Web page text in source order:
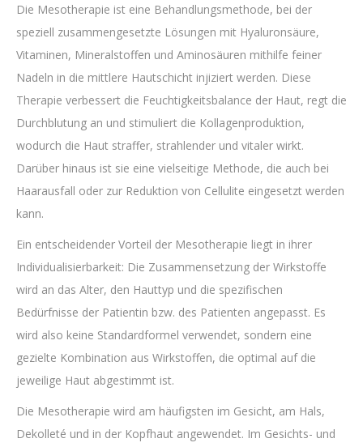
Die Mesotherapie ist eine Behandlungsmethode, bei der
speziell zusammengesetzte Lösungen mit Hyaluronsäure,
Vitaminen, Mineralstoffen und Aminosäuren mithilfe feiner
Nadeln in die mittlere Hautschicht injiziert werden. Diese
Therapie verbessert die Feuchtigkeitsbalance der Haut, regt die
Durchblutung an und stimuliert die Kollagenproduktion,
wodurch die Haut straffer, strahlender und vitaler wirkt.
Darüber hinaus ist sie eine vielseitige Methode, die auch bei
Haarausfall oder zur Reduktion von Cellulite eingesetzt werden
kann.
Ein entscheidender Vorteil der Mesotherapie liegt in ihrer
Individualisierbarkeit: Die Zusammensetzung der Wirkstoffe
wird an das Alter, den Hauttyp und die spezifischen
Bedürfnisse der Patientin bzw. des Patienten angepasst. Es
wird also keine Standardformel verwendet, sondern eine
gezielte Kombination aus Wirkstoffen, die optimal auf die
jeweilige Haut abgestimmt ist.
Die Mesotherapie wird am häufigsten im Gesicht, am Hals,
Dekolleté und in der Kopfhaut angewendet. Im Gesichts- und